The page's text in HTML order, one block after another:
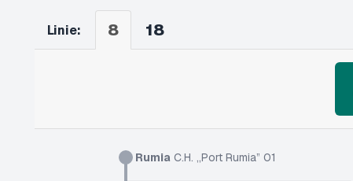
Linie: 8 18
Rumia C.H. „Port Rumia” 01